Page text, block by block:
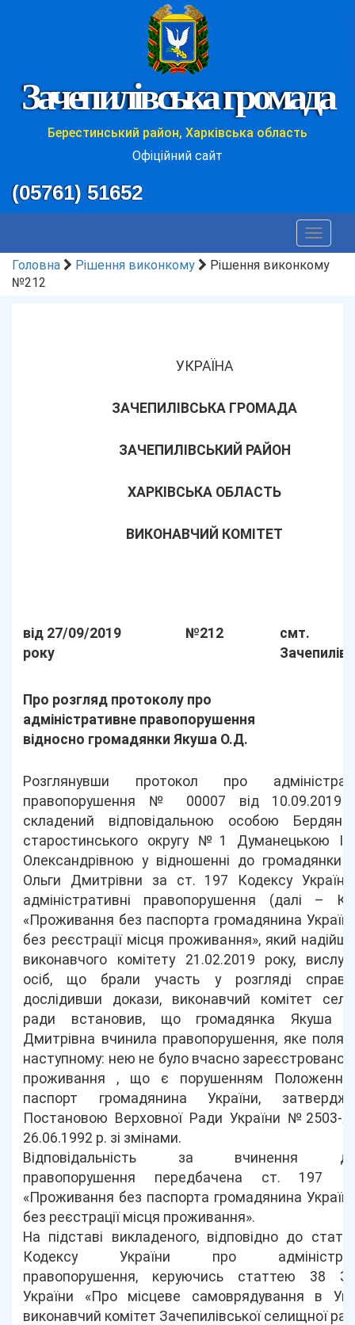
Зачепилівська громада
Берестинський район, Харківська область
Офіційний сайт
(05761) 51652
Toggle
Головна
Рішення виконкому
Рішення виконкому
№212
УКРАЇНА
ЗАЧЕПИЛІВСЬКА ГРОМАДА
ЗАЧЕПИЛІВСЬКИЙ РАЙОН
ХАРКІВСЬКА ОБЛАСТЬ
ВИКОНАВЧИЙ КОМІТЕТ
від 27/09/2019
року
№212
смт.
Про розгляд протоколу про
адміністративне правопорушення
відносно громадянки Якуша О.Д.
Розглянувши протокол про
правопорушення № 00007 від 10.09.2019
складений відповідальною особою
старостинського округу №1 Думанецькою
Олександрівною у відношенні до громадянки
Ольги Дмитрівни за ст. 197 Кодексу
адміністративні правопорушення (далі –
«Проживання без паспорта громадянина
без реєстрації місця проживання», який
виконавчого комітету 21.02.2019 року,
осіб, що брали участь у розгляді
дослідивши докази, виконавчий комітет
ради встановив, що громадянка Якуша
Дмитрівна вчинила правопорушення, яке
наступному: нею не було вчасно зареєстровано
проживання , що є порушенням
паспорт громадянина України,
Постановою Верховної Ради України №2503-
26.06.1992 р. зі змінами.
Відповідальність за вчинення
правопорушення передбачена ст. 197
«Проживання без паспорта громадянина
без реєстрації місця проживання».
На підставі викладеного, відповідно до
Кодексу України про
правопорушення, керуючись статтею 38
України «Про місцеве самоврядування в
виконавчий комітет Зачепилівської селищної